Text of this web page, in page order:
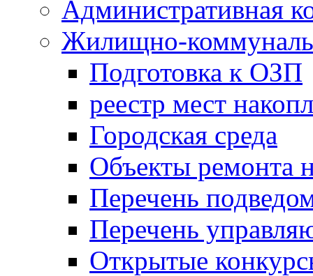
Административная
Жилищно-
Подготовка к ОЗП
реестр мест
Городская среда
Объекты ремонта
Перечень
Перечень
Открытые